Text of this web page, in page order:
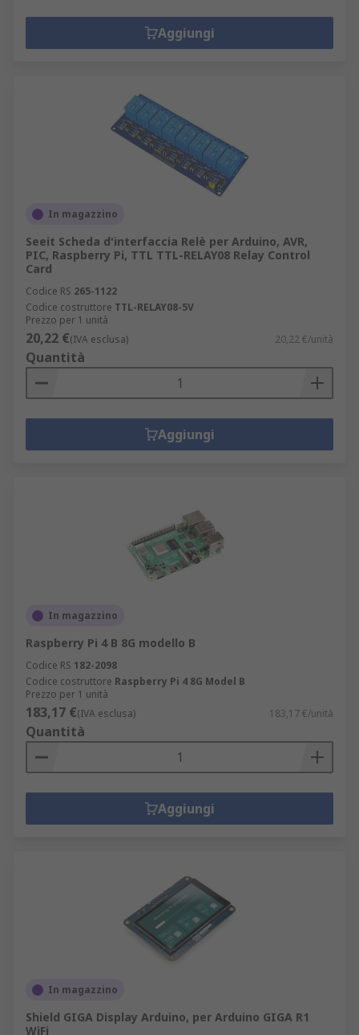
Aggiungi
In magazzino
Seeit Scheda d'interfaccia Relè per Arduino, AVR,
PIC, Raspberry Pi, TTL TTL-RELAY08 Relay Control
Card
Codice RS 265-1122
Codice costruttore TTL-RELAY08-5V
Prezzo per 1 unità
20,22 €(IVA esclusa) 20,22 €/unità
Quantità
Aggiungi
In magazzino
Raspberry Pi 4 B 8G modello B
Codice RS 182-2098
Codice costruttore Raspberry Pi 4 8G Model B
Prezzo per 1 unità
183,17 €(IVA esclusa) 183,17 €/unità
Quantità
Aggiungi
In magazzino
Shield GIGA Display Arduino, per Arduino GIGA R1
WiFi